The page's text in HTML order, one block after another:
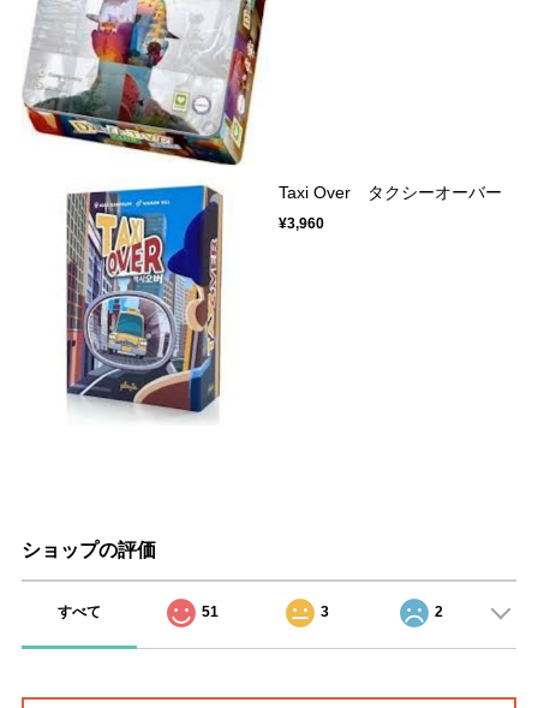
Taxi Over タクシーオーバー
¥3,960
ショップの評価
すべて 51 3 2